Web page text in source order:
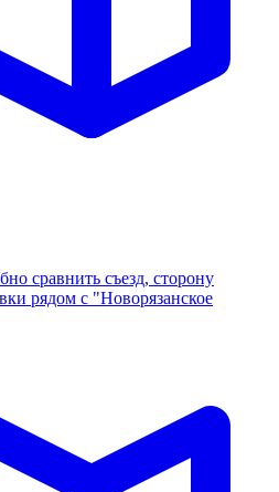
сравнить съезд, сторону
рядом с "Новорязанское